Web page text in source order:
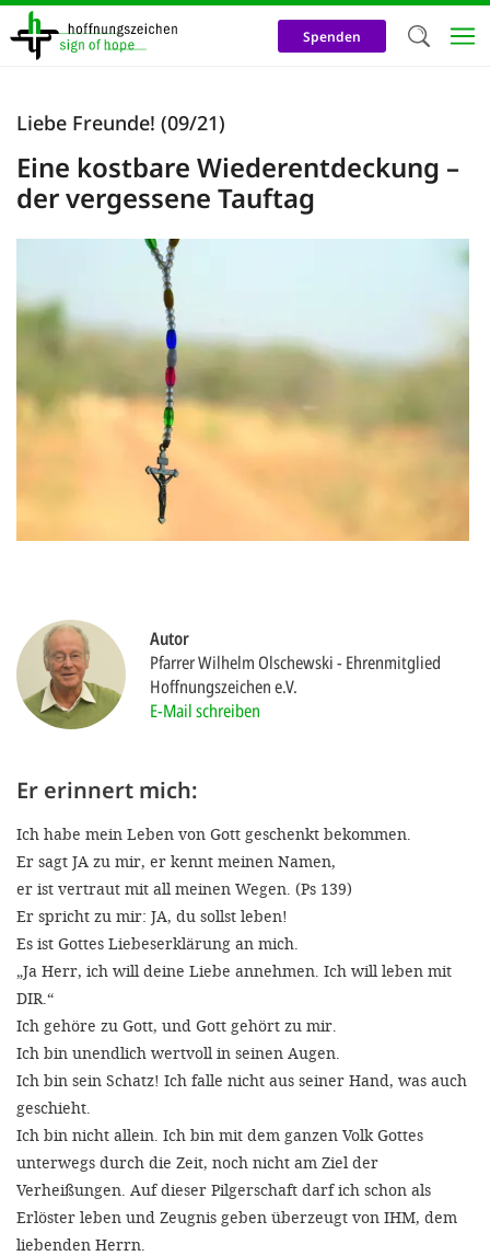
Direkt
zum
Inhalt
Spenden
Liebe Freunde! (09/21)
Eine kostbare Wiederentdeckung –
der vergessene Tauftag
Autor
Pfarrer Wilhelm Olschewski Ehrenmitglied
Hoffnungszeichen e.V.
E-Mail schreiben
Er erinnert mich:
Ich habe mein Leben von Gott geschenkt bekommen.
Er sagt JA zu mir, er kennt meinen Namen,
er ist vertraut mit all meinen Wegen. (Ps 139)
Er spricht zu mir: JA, du sollst leben!
Es ist Gottes Liebeserklärung an mich.
„Ja Herr, ich will deine Liebe annehmen. Ich will leben mit
DIR.“
Ich gehöre zu Gott, und Gott gehört zu mir.
Ich bin unendlich wertvoll in seinen Augen.
Ich bin sein Schatz! Ich falle nicht aus seiner Hand, was auch
geschieht.
Ich bin nicht allein. Ich bin mit dem ganzen Volk Gottes
unterwegs durch die Zeit, noch nicht am Ziel der
Verheißungen. Auf dieser Pilgerschaft darf ich schon als
Erlöster leben und Zeugnis geben überzeugt von IHM, dem
liebenden Herrn.
Wir
auf
Cookies
Online-
unsere